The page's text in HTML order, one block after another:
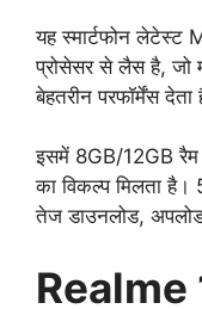
यह स्मार्टफोन
प्रोसेसर से लैस है, जो
बेहतरीन परफॉर्मेंस देता
इसमें 8GB/12GB
का विकल्प मिलता है।
तेज डाउनलोड, अपलोड
Realme